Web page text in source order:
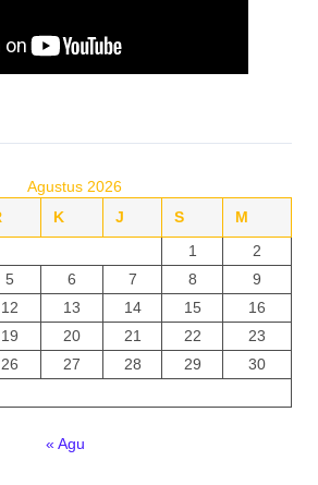
s
p
o
s
Agustus 2026
K J S
M
1
2
5 6 7 8
9
12 13 14 15
16
19 20 21 22
23
26 27 28 29
30
« Agu